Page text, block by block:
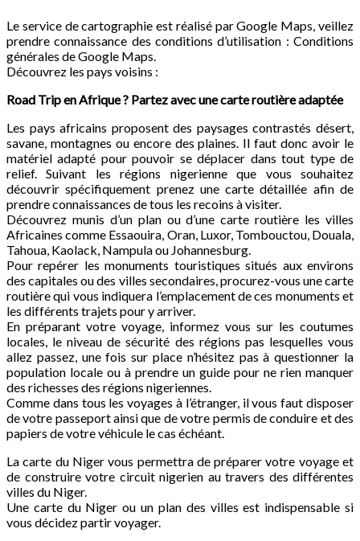
Le service de cartographie est réalisé par Google Maps, veillez
prendre connaissance des conditions d’utilisation : Conditions
générales de Google Maps.
Découvrez les pays voisins :
Road Trip en Afrique ? Partez avec une carte routière adaptée
Les pays africains proposent des paysages contrastés désert,
savane, montagnes ou encore des plaines. Il faut donc avoir le
matériel adapté pour pouvoir se déplacer dans tout type de
relief. Suivant les régions nigerienne que vous souhaitez
découvrir spécifiquement prenez une carte détaillée afin de
prendre connaissances de tous les recoins à visiter.
Découvrez munis d’un plan ou d’une carte routière les villes
Africaines comme Essaouira, Oran, Luxor, Tombouctou, Douala,
Tahoua, Kaolack, Nampula ou Johannesburg.
Pour repérer les monuments touristiques situés aux environs
des capitales ou des villes secondaires, procurez-vous une carte
routière qui vous indiquera l’emplacement de ces monuments et
les différents trajets pour y arriver.
En préparant votre voyage, informez vous sur les coutumes
locales, le niveau de sécurité des régions pas lesquelles vous
allez passez, une fois sur place n’hésitez pas à questionner la
population locale ou à prendre un guide pour ne rien manquer
des richesses des régions nigeriennes.
Comme dans tous les voyages à l’étranger, il vous faut disposer
de votre passeport ainsi que de votre permis de conduire et des
papiers de votre véhicule le cas échéant.
La carte du Niger vous permettra de préparer votre voyage et
de construire votre circuit nigerien au travers des différentes
villes du Niger.
Une carte du Niger ou un plan des villes est indispensable si
vous décidez partir voyager.